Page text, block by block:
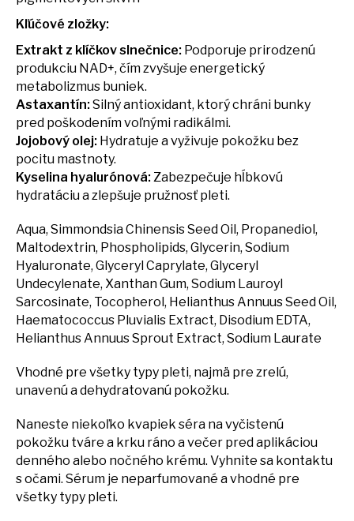
Kľúčové zložky:
Extrakt z klíčkov slnečnice: Podporuje prirodzenú
produkciu NAD+, čím zvyšuje energetický
metabolizmus buniek.
Astaxantín:Silný antioxidant, ktorý chráni bunky
pred poškodením voľnými radikálmi.
Jojobový olej: Hydratuje a vyživuje pokožku bez
pocitu mastnoty.
Kyselina hyalurónová:Zabezpečuje hĺbkovú
hydratáciu a zlepšuje pružnosť pleti.
Aqua, Simmondsia Chinensis Seed Oil, Propanediol,
Maltodextrin, Phospholipids, Glycerin, Sodium
Hyaluronate, Glyceryl Caprylate, Glyceryl
Undecylenate, Xanthan Gum, Sodium Lauroyl
Sarcosinate, Tocopherol, Helianthus Annuus Seed Oil,
Haematococcus Pluvialis Extract, Disodium EDTA,
Helianthus Annuus Sprout Extract, Sodium Laurate
Vhodné pre všetky typy pleti, najmä pre zrelú,
unavenú a dehydratovanú pokožku.
Naneste niekoľko kvapiek séra na vyčistenú
pokožku tváre a krku ráno a večer pred aplikáciou
denného alebo nočného krému. Vyhnite sa kontaktu
s očami. Sérum je neparfumované a vhodné pre
všetky typy pleti.